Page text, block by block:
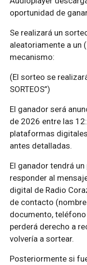
oportunidad de
Se realizará un
aleatoriamente a un
mecanismo:
(El sorteo se
SORTEOS”)
El ganador será
de 2026 entre las
plataformas
antes detalladas.
El ganador tendrá
responder al
digital de Radio
de contacto
documento,
perderá derecho a
volvería a sortear.
Posteriormente si